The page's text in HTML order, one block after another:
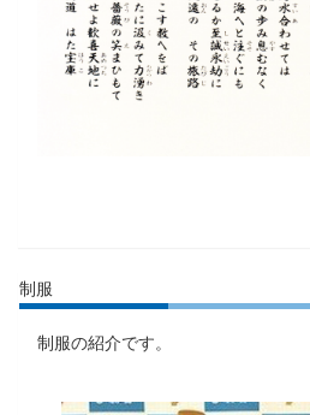
制服
制服の紹介です。